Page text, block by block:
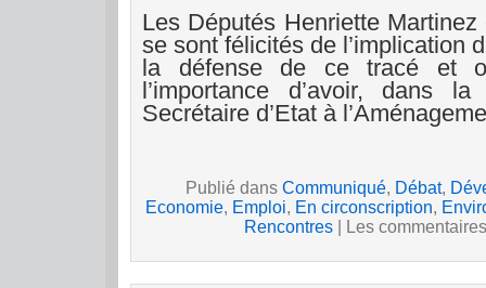
Les Députés Henriette
se sont félicités de l’implication
la défense de ce tracé et
l’importance d’avoir, dans
Secrétaire d’Etat à
Publié dans Communiqué, Débat,
Economie, Emploi, En circonscription,
Rencontres
Les